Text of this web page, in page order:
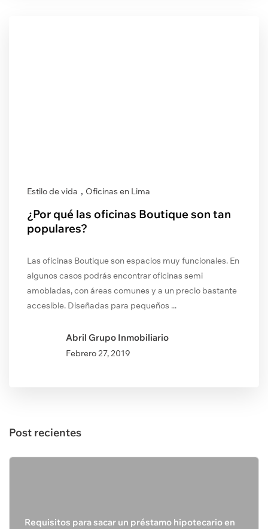
Estilo de vida , Oficinas en Lima
¿Por qué las oficinas Boutique son tan
populares?
Las oficinas Boutique son espacios muy funcionales. En
algunos casos podrás encontrar oficinas semi
amobladas, con áreas comunes y a un precio bastante
accesible. Diseñadas para pequeños ...
Abril Grupo Inmobiliario
Febrero27, 2019
Post recientes
Requisitos para sacar un préstamo hipotecario en